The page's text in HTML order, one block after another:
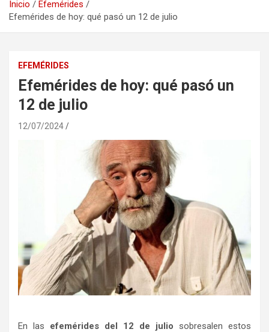
Inicio
Efemérides
Efemérides de hoy: qué pasó un 12 de julio
EFEMÉRIDES
Efemérides de hoy: qué pasó un
12 de julio
12/07/2024
En las efemérides del 12 de julio sobresalen estos